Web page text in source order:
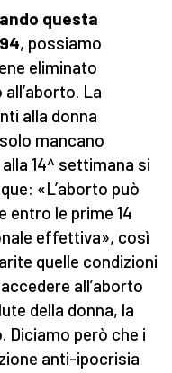
questa
, possiamo
eliminato
La
alla donna
mancano
14^ settimana si
«L’aborto può
le prime 14
effettiva», così
quelle condizioni
all’aborto
della donna, la
Diciamo però che i
anti-ipocrisia